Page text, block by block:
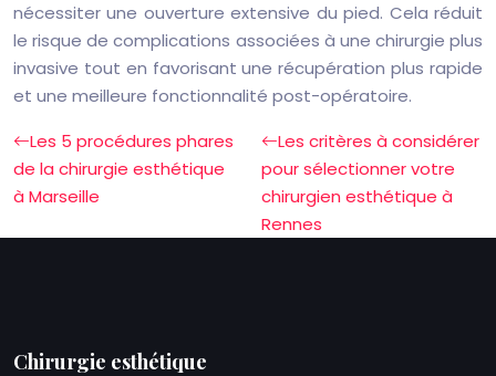
nécessiter une ouverture extensive du pied. Cela réduit
le risque de complications associées à une chirurgie plus
invasive tout en favorisant une récupération plus rapide
et une meilleure fonctionnalité post-opératoire.
Les 5 procédures phares
de la chirurgie esthétique
à Marseille
Les critères à considérer
pour sélectionner votre
chirurgien esthétique à
Rennes
Chirurgie esthétique